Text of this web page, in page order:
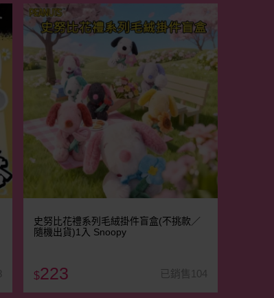
史努比花禮系列毛絨掛件盲盒(不挑款／
隨機出貨)1入 Snoopy
$223 已銷售104